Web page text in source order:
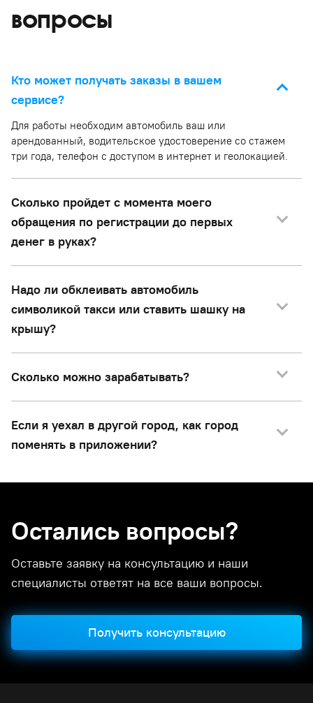
вопросы
Кто может получать заказы в вашем
сервисе?
Для работы необходим автомобиль ваш или
арендованный, водительское удостоверение со стажем
три года, телефон с доступом в интернет и геолокацией.
Сколько пройдет с момента моего
обращения по регистрации до первых
денег в руках?
Надо ли обклеивать автомобиль
символикой такси или ставить шашку на
крышу?
Сколько можно зарабатывать?
Если я уехал в другой город, как город
поменять в приложении?
Остались вопросы?
Оставьте заявку на консультацию и наши
специалисты ответят на все ваши вопросы.
Получить консультацию